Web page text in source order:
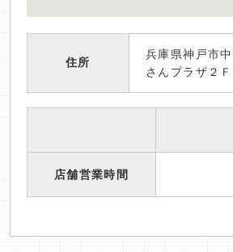
住所
兵庫県神戸市
さんプラザ２
店舗営業時間